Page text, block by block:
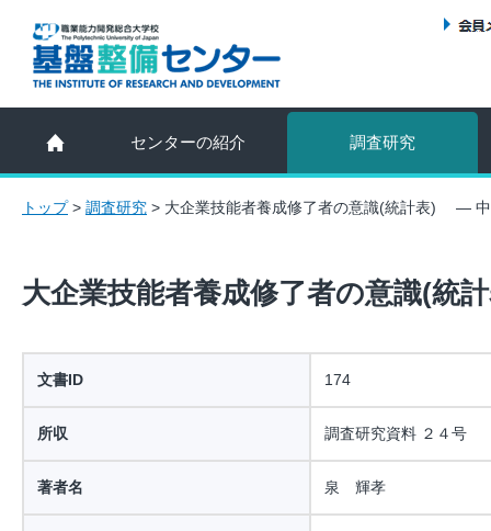
センターの紹介 調査研究
トップ> 調査研究 > 大企業技能者養成修了者の意識(統計表) ―
大企業技能者養成修了者の意識(
文書ID 174
所収 調査研究資料 ２４号
著者名 泉 輝孝